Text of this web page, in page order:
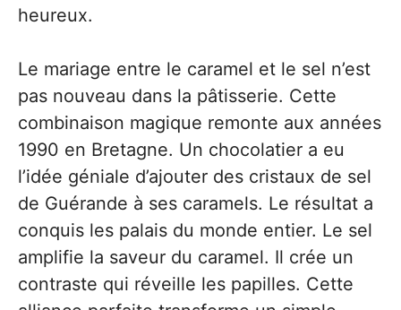
heureux.
Le mariage entre le caramel et le sel n’est
pas nouveau dans la pâtisserie. Cette
combinaison magique remonte aux années
1990 en Bretagne. Un chocolatier a eu
l’idée géniale d’ajouter des cristaux de sel
de Guérande à ses caramels. Le résultat a
conquis les palais du monde entier. Le sel
amplifie la saveur du caramel. Il crée un
contraste qui réveille les papilles. Cette